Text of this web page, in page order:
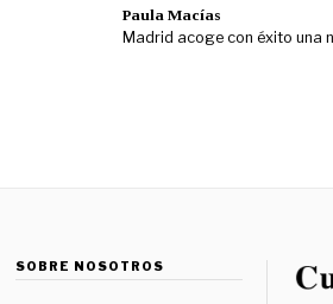
Paula Macías
Madrid acoge con éxito una
SOBRE NOSOTROS